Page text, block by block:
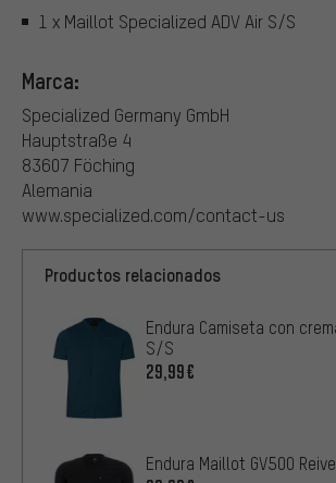
1 x Maillot Specialized ADV Air S/S
Marca:
Specialized Germany GmbH
Hauptstraße 4
83607 Föching
Alemania
www.specialized.com/contact-us
Productos relacionados
Endura Camiseta con
S/S
29,99€
Endura Maillot GV500